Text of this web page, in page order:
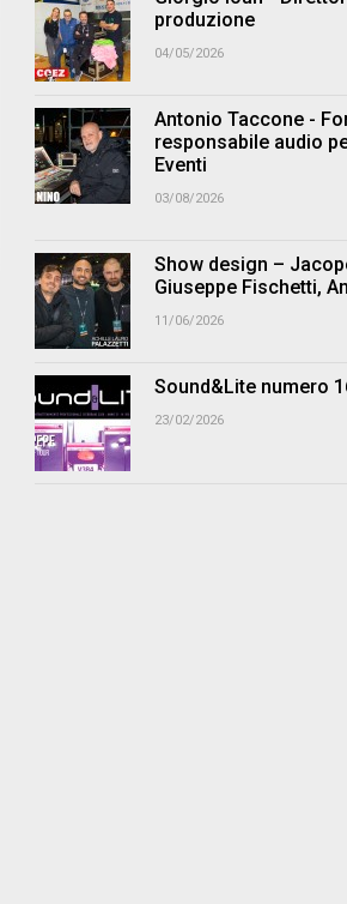
produzione
04/05/2026
Antonio Taccone -
responsabile audio
Eventi
03/08/2026
Show design –
Giuseppe Fischetti,
11/06/2026
Sound&Lite numero
23/02/2026